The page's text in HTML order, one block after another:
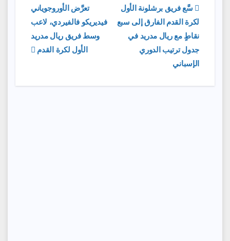
تصفّح
المقالات
تعرَّض الأوروجوياني
فيديريكو فالفيردي، لاعب
وسط فريق ريال مدريد
الأول لكرة القدم
سَّع فريق برشلونة الأول
لكرة القدم الفارق إلى سبع
نقاطٍ مع ريال مدريد في
جدول ترتيب الدوري
الإسباني